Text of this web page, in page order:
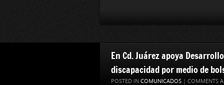
En Cd. Juárez apoya
discapacidad por medio de
POSTED IN COMUNICADOS | COMMENTS